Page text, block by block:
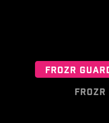
FROZR
FROZR